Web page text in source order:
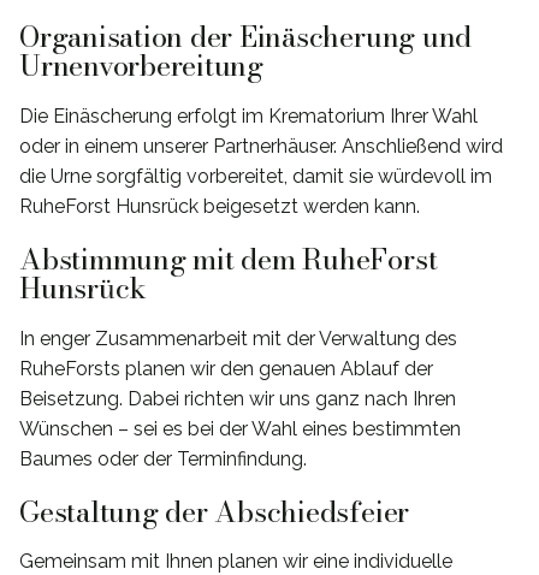
Organisation der Einäscherung und
Urnenvorbereitung
Die Einäscherung erfolgt im Krematorium Ihrer Wahl
oder in einem unserer Partnerhäuser. Anschließend wird
die Urne sorgfältig vorbereitet, damit sie würdevoll im
RuheForst Hunsrück beigesetzt werden kann.
Abstimmung mit dem RuheForst
Hunsrück
In enger Zusammenarbeit mit der Verwaltung des
RuheForsts planen wir den genauen Ablauf der
Beisetzung. Dabei richten wir uns ganz nach Ihren
Wünschen – sei es bei der Wahl eines bestimmten
Baumes oder der Terminfindung.
Gestaltung der Abschiedsfeier
Gemeinsam mit Ihnen planen wir eine individuelle